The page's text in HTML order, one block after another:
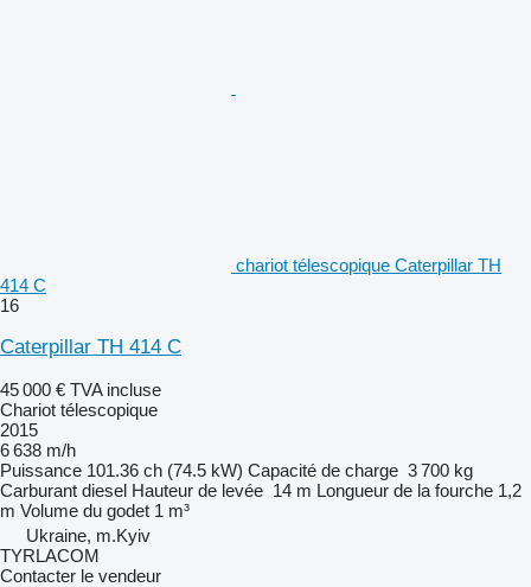
chariot télescopique Caterpillar TH
414 C
16
Caterpillar TH 414 C
45 000 € TVA incluse
Chariot télescopique
2015
6 638 m/h
Puissance 101.36 ch (74.5 kW) Capacité de charge 3 700 kg
Carburant diesel Hauteur de levée 14 m Longueur de la fourche 1,2
m Volume du godet 1 m³
Ukraine, m.Kyiv
TYRLACOM
Contacter le vendeur